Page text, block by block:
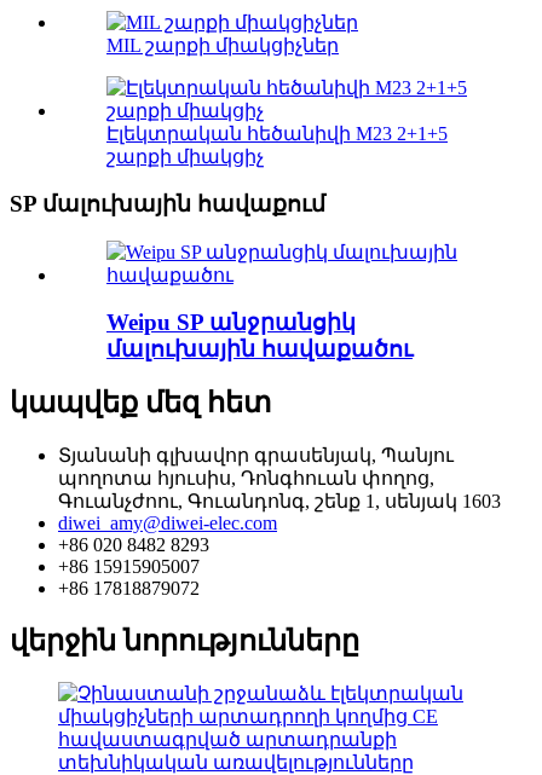
MIL շարքի միակցիչներ
Էլեկտրական հեծանիվի M23 2+1+5
շարքի միակցիչ
SP մալուխային հավաքում
Weipu SP անջրանցիկ
մալուխային հավաքածու
կապվեք մեզ հետ
Տյանանի գլխավոր գրասենյակ, Պանյու
պողոտա հյուսիս, Դոնգհուան փողոց,
Գուանչժոու, Գուանդոնգ, շենք 1, սենյակ 1603
diwei_amy@diwei-elec.com
+86 020 8482 8293
+86 15915905007
+86 17818879072
վերջին նորությունները